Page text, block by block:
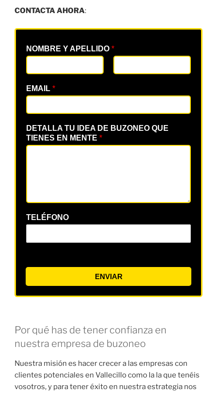
CONTACTA AHORA:
NOMBRE Y APELLIDO *
EMAIL *
DETALLA TU IDEA DE BUZONEO QUE
TIENES EN MENTE *
TELÉFONO
ENVIAR
Por qué has de tener confianza en
nuestra empresa de buzoneo
Nuestra misión es hacer crecer a las empresas con
clientes potenciales en Vallecillo como la la que tenéis
vosotros, y para tener éxito en nuestra estrategia nos